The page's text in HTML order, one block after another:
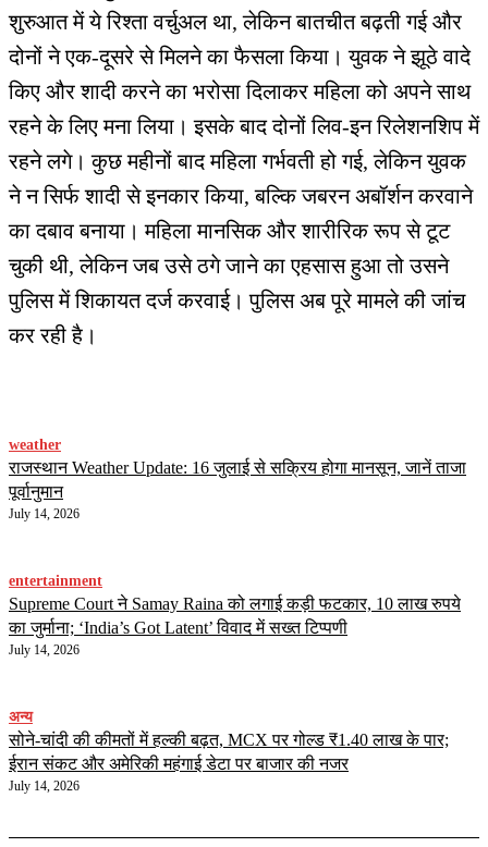
शुरुआत में ये रिश्ता वर्चुअल था, लेकिन बातचीत बढ़ती गई और
दोनों ने एक-दूसरे से मिलने का फैसला किया। युवक ने झूठे वादे
किए और शादी करने का भरोसा दिलाकर महिला को अपने साथ
रहने के लिए मना लिया। इसके बाद दोनों लिव-इन रिलेशनशिप में
रहने लगे। कुछ महीनों बाद महिला गर्भवती हो गई, लेकिन युवक
ने न सिर्फ शादी से इनकार किया, बल्कि जबरन अबॉर्शन करवाने
का दबाव बनाया। महिला मानसिक और शारीरिक रूप से टूट
चुकी थी, लेकिन जब उसे ठगे जाने का एहसास हुआ तो उसने
पुलिस में शिकायत दर्ज करवाई। पुलिस अब पूरे मामले की जांच
कर रही है।
weather
राजस्थान Weather Update: 16 जुलाई से सक्रिय होगा मानसून, जानें ताजा
पूर्वानुमान
July 14, 2026
entertainment
Supreme Court ने Samay Raina को लगाई कड़ी फटकार, 10 लाख रुपये
का जुर्माना; ‘India’s Got Latent’ विवाद में सख्त टिप्पणी
July 14, 2026
अन्य
सोने-चांदी की कीमतों में हल्की बढ़त, MCX पर गोल्ड ₹1.40 लाख के पार;
ईरान संकट और अमेरिकी महंगाई डेटा पर बाजार की नजर
July 14, 2026